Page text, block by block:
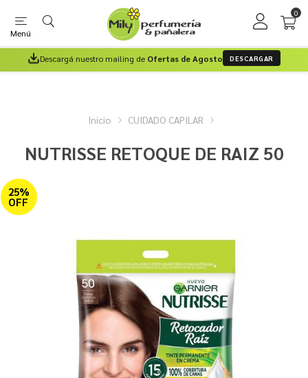
Menú
0
Descargá nuestro mailing de Ofertas de Agosto DESCARGAR
Inicio CUIDADO CAPILAR
NUTRISSE RETOQUE DE RAIZ 50
25%
OFF